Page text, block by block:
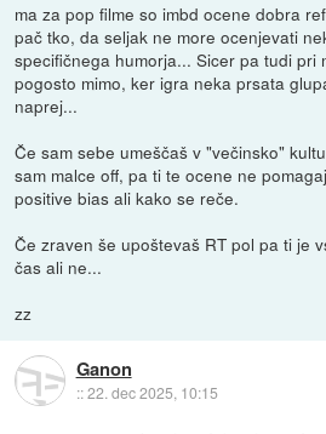
ma za pop filme so imbd ocene dobra
pač tko, da seljak ne more ocenjevati
specifičnega humorja... Sicer pa tudi pri
pogosto mimo, ker igra neka prsata
naprej...
Če sam sebe umeščaš v "večinsko"
sam malce off, pa ti te ocene ne
positive bias ali kako se reče.
Če zraven še upoštevaš RT pol pa ti je
čas ali ne...
zz
Ganon
::22. dec 2025, 10:15